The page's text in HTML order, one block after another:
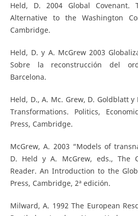
Held, D. 2004 Global Covenant.
Alternative to the Washington
Cambridge.
Held, D. y A. McGrew 2003
Sobre la reconstrucción del
Barcelona.
Held, D., A. Mc. Grew, D. Goldblatt y
Transformations. Politics,
Press, Cambridge.
McGrew, A. 2003 “Models of
D. Held y A. McGrew, eds., The
Reader. An Introduction to the
Press, Cambridge, 2ª edición.
Milward, A. 1992 The European